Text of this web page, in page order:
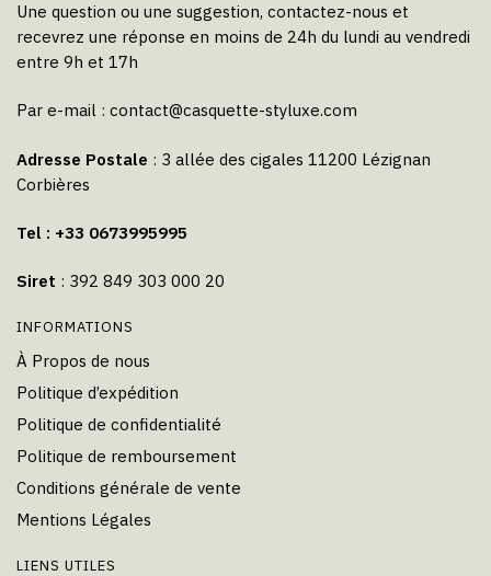
Une question ou une suggestion, contactez-nous et
recevrez une réponse en moins de 24h du lundi au vendredi
entre 9h et 17h
Par e-mail : contact@casquette-styluxe.com
Adresse Postale : 3 allée des cigales 11200 Lézignan
Corbières
Tel : +33 0673995995
Siret : 392 849 303 000 20
INFORMATIONS
À Propos de nous
Politique d’expédition
Politique de confidentialité
Politique de remboursement
Conditions générale de vente
Mentions Légales
LIENS UTILES